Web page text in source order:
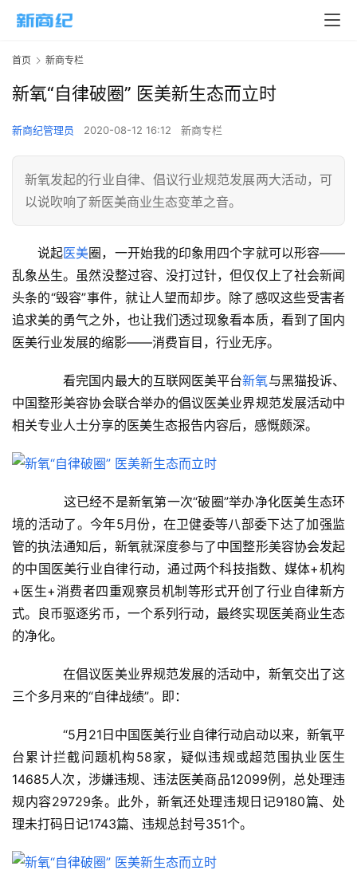
首页 新商专栏
新氧“自律破圈” 医美新生态而立时
新商纪管理员 2020-08-12 16:12 新商专栏
新氧发起的行业自律、倡议行业规范发展两大活动，可
以说吹响了新医美商业生态变革之音。
说起医美圈，一开始我的印象用四个字就可以形容——
乱象丛生。虽然没整过容、没打过针，但仅仅上了社会新闻
头条的“毁容”事件，就让人望而却步。除了感叹这些受害者
追求美的勇气之外，也让我们透过现象看本质，看到了国内
医美行业发展的缩影——消费盲目，行业无序。
看完国内最大的互联网医美平台新氧与黑猫投诉、
中国整形美容协会联合举办的倡议医美业界规范发展活动中
相关专业人士分享的医美生态报告内容后，感慨颇深。
这已经不是新氧第一次“破圈”举办净化医美生态环
境的活动了。今年5月份，在卫健委等八部委下达了加强监
管的执法通知后，新氧就深度参与了中国整形美容协会发起
的中国医美行业自律行动，通过两个科技指数、媒体+机构
+医生+消费者四重观察员机制等形式开创了行业自律新方
式。良币驱逐劣币，一个系列行动，最终实现医美商业生态
的净化。
在倡议医美业界规范发展的活动中，新氧交出了这
三个多月来的“自律战绩”。即：
“5月21日中国医美行业自律行动启动以来，新氧平
台累计拦截问题机构58家，疑似违规或超范围执业医生
14685人次，涉嫌违规、违法医美商品12099例，总处理违
规内容29729条。此外，新氧还处理违规日记9180篇、处
理未打码日记1743篇、违规总封号351个。